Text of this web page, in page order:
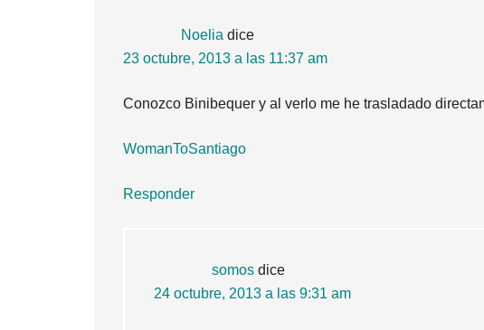
lectores
Noelia dice
23 octubre, 2013 a las 11:37 am
Conozco Binibequer y al verlo me he trasladado
WomanToSantiago
Responder
somos dice
24 octubre, 2013 a las 9:31 am